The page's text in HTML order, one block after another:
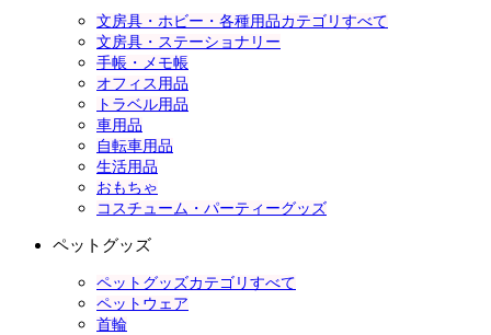
文房具・ホビー・各種用品カテゴリすべて
文房具・ステーショナリー
手帳・メモ帳
オフィス用品
トラベル用品
車用品
自転車用品
生活用品
おもちゃ
コスチューム・パーティーグッズ
ペットグッズ
ペットグッズカテゴリすべて
ペットウェア
首輪